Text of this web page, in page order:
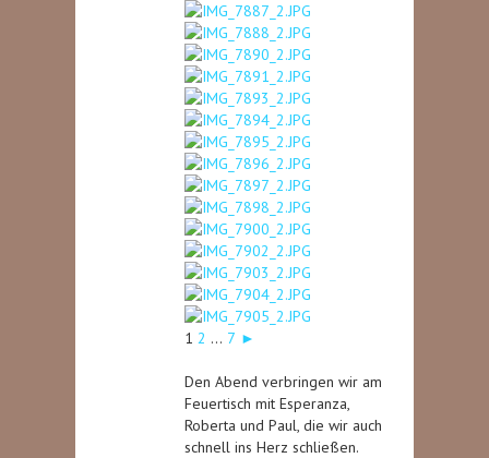
1 2 ... 7 ►
Den Abend verbringen wir am
Feuertisch mit Esperanza,
Roberta und Paul, die wir auch
schnell ins Herz schließen.